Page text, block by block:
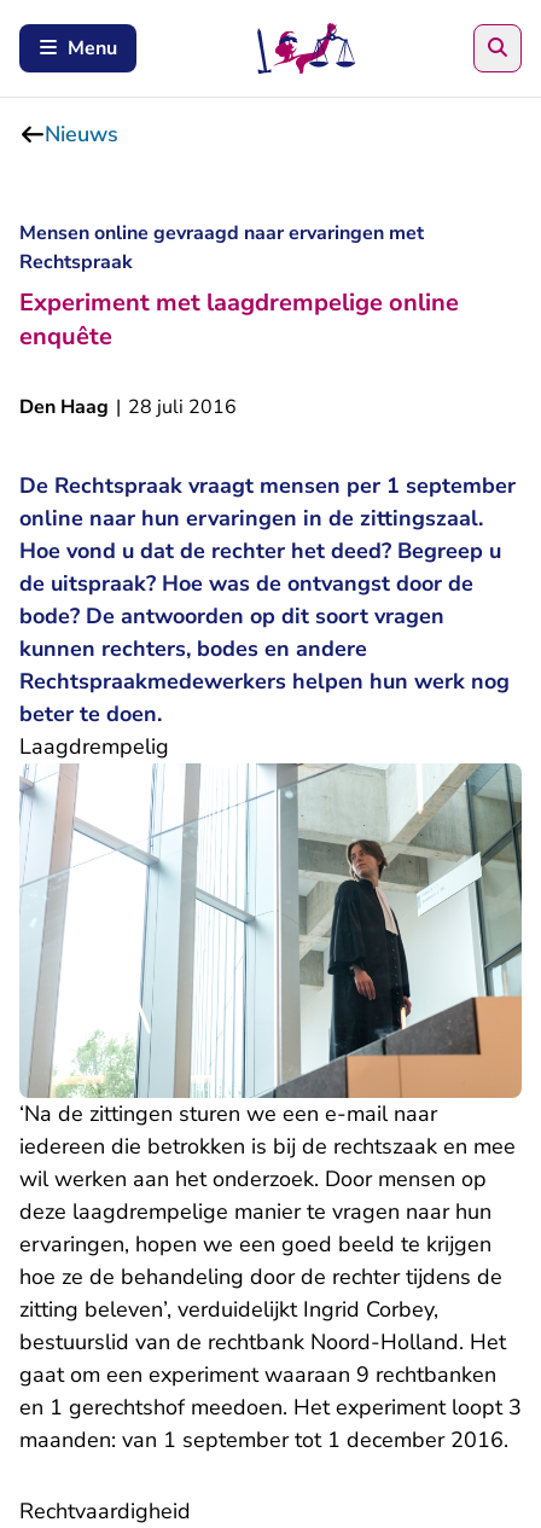
Menu
Nieuws
Mensen online gevraagd naar ervaringen met
Rechtspraak
Experiment met laagdrempelige online
enquête
Den Haag | 28 juli 2016
De Rechtspraak vraagt mensen per 1 september
online naar hun ervaringen in de zittingszaal.
Hoe vond u dat de rechter het deed? Begreep u
de uitspraak? Hoe was de ontvangst door de
bode? De antwoorden op dit soort vragen
kunnen rechters, bodes en andere
Rechtspraakmedewerkers helpen hun werk nog
beter te doen.
Laagdrempelig
‘Na de zittingen sturen we een e-mail naar
iedereen die betrokken is bij de rechtszaak en mee
wil werken aan het onderzoek. Door mensen op
deze laagdrempelige manier te vragen naar hun
ervaringen, hopen we een goed beeld te krijgen
hoe ze de behandeling door de rechter tijdens de
zitting beleven’, verduidelijkt Ingrid Corbey,
bestuurslid van de rechtbank Noord-Holland. Het
gaat om een experiment waaraan 9 rechtbanken
en 1 gerechtshof meedoen. Het experiment loopt 3
maanden: van 1 september tot 1 december 2016.
Rechtvaardigheid